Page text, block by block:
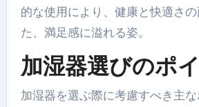
的な使用により、健康と快適さ
た、満足感に溢れる姿。
加湿器選びのポ
加湿器を選ぶ際に考慮すべき主